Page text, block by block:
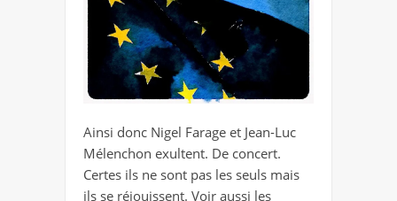
ce
« triomphe
la
démocratie »…
Ainsi donc Nigel Farage et Jean-Luc
Mélenchon exultent. De concert.
Certes ils ne sont pas les seuls mais
ils se réjouissent. Voir aussi les